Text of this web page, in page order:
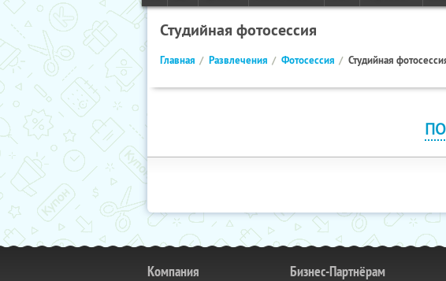
Студийная фотосессия
Главная Развлечения Фотосессия Студийная
Компания Бизнес-Партнёрам